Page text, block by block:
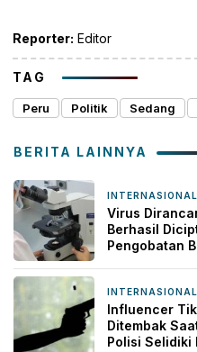
Reporter: Editor
TAG
Peru Politik Sedang
BERITA LAINNYA
INTERNASIONAL
Virus
Berhasil
Pengobatan
INTERNASIONAL
Influencer
Ditembak
Polisi Selidiki